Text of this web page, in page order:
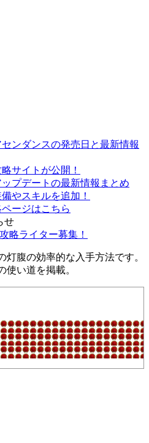
ンダンスの発売日と最新情報
サイトが公開！
ップデートの最新情報まとめ
やスキルを追加！
ージはこちら
せ
略ライター募集！
腹の効率的な入手方法です。
使い道を掲載。